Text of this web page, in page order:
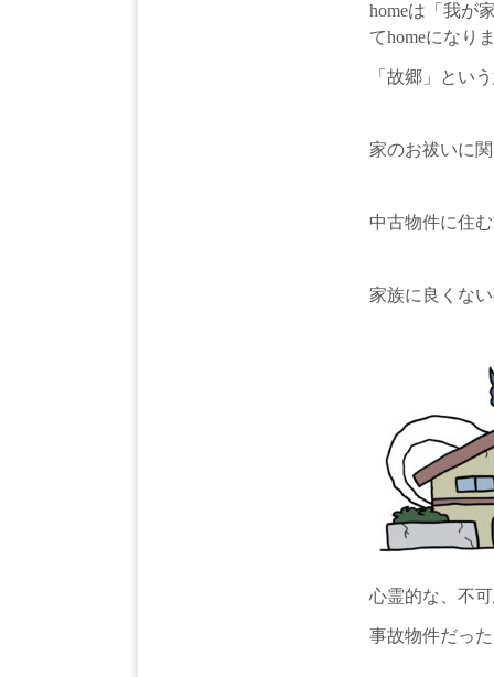
homeは「我が
てhomeになり
「故郷」とい
家のお祓いに
中古物件に住
家族に良くな
心霊的な、不
事故物件だっ